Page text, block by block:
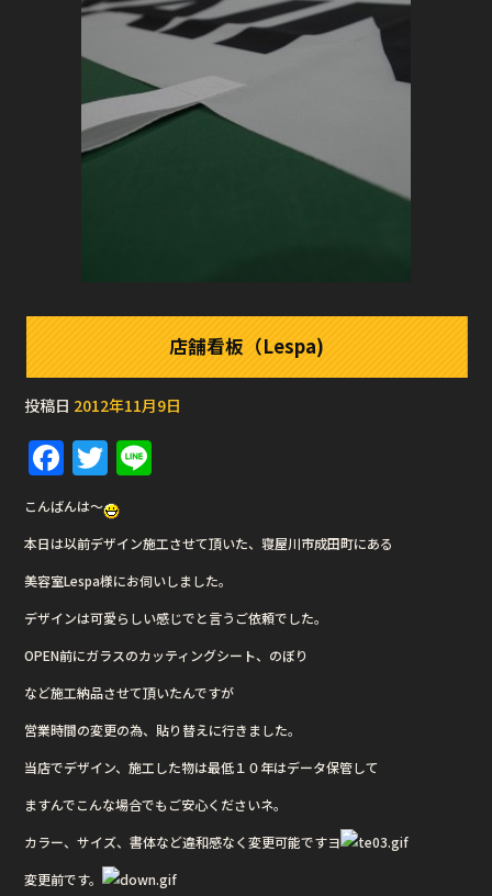
店舗看板（Lespa)
投稿日 2012年11月9日
F
a
c
e
b
o
o
k
T
w
it
te
r
e
こんばんは〜
本日は以前デザイン施工させて頂いた、寝屋川市成田町にある
美容室Lespa様にお伺いしました。
デザインは可愛らしい感じでと言うご依頼でした。
OPEN前にガラスのカッティングシート、のぼり
など施工納品させて頂いたんですが
営業時間の変更の為、貼り替えに行きました。
当店でデザイン、施工した物は最低１０年はデータ保管して
ますんでこんな場合でもご安心くださいネ。
カラー、サイズ、書体など違和感なく変更可能ですヨ
変更前です。